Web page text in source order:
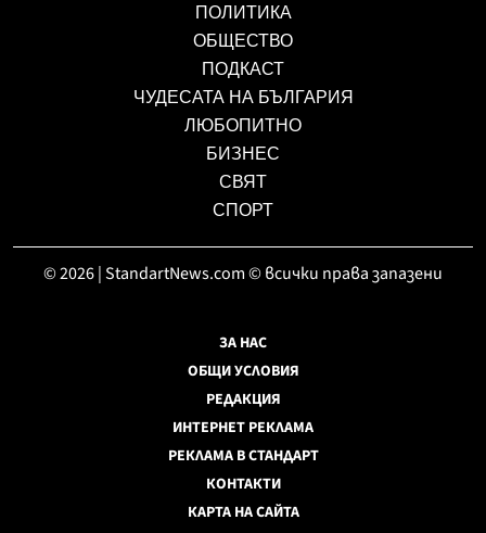
ПОЛИТИКА
ОБЩЕСТВО
ПОДКАСТ
ЧУДЕСАТА НА БЪЛГАРИЯ
ЛЮБОПИТНО
БИЗНЕС
СВЯТ
СПОРТ
© 2026 | StandartNews.com © всички права запазени
ЗА НАС
ОБЩИ УСЛОВИЯ
РЕДАКЦИЯ
ИНТЕРНЕТ РЕКЛАМА
РЕКЛАМА В СТАНДАРТ
КОНТАКТИ
КАРТА НА САЙТА